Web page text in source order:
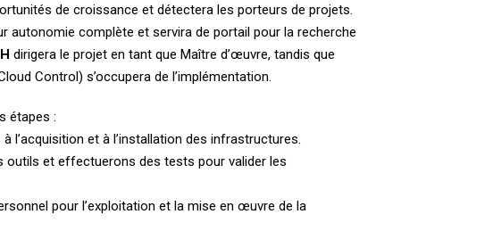
de croissance et détectera les porteurs de projets.
autonomie complète et servira de portail pour la recherche
dirigera le projet en tant que Maître d’œuvre, tandis que
Control) s’occupera de l’implémentation.
étapes :
l’acquisition et à l’installation des infrastructures.
outils et effectuerons des tests pour valider les
pour l’exploitation et la mise en œuvre de la